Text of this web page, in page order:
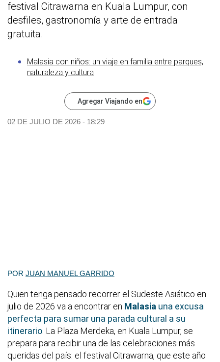
festival Citrawarna en Kuala Lumpur, con
desfiles, gastronomía y arte de entrada
gratuita.
Malasia con niños: un viaje en familia entre parques,
naturaleza y cultura
Agregar Viajando en
02 DE JULIO DE 2026 - 18:29
POR JUAN MANUEL GARRIDO
Quien tenga pensado recorrer el Sudeste Asiático en
julio de 2026 va a encontrar en Malasia una excusa
perfecta para sumar una parada cultural a su
itinerario . La Plaza Merdeka, en Kuala Lumpur, se
prepara para recibir una de las celebraciones más
queridas del país: el festival Citrawarna, que este año